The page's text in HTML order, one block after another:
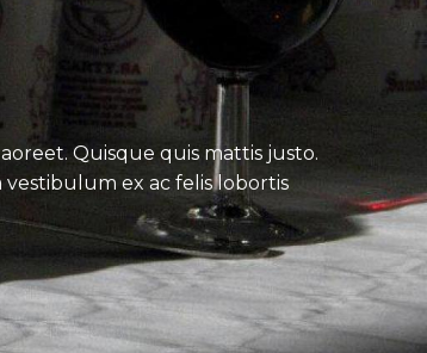
Quisque quis mattis justo.
ex ac felis lobortis